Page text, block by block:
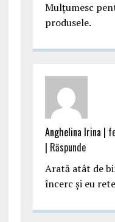
Mulțumesc
produsele.
Anghelina Irina |
| Răspunde
Arată atât de
încerc și eu